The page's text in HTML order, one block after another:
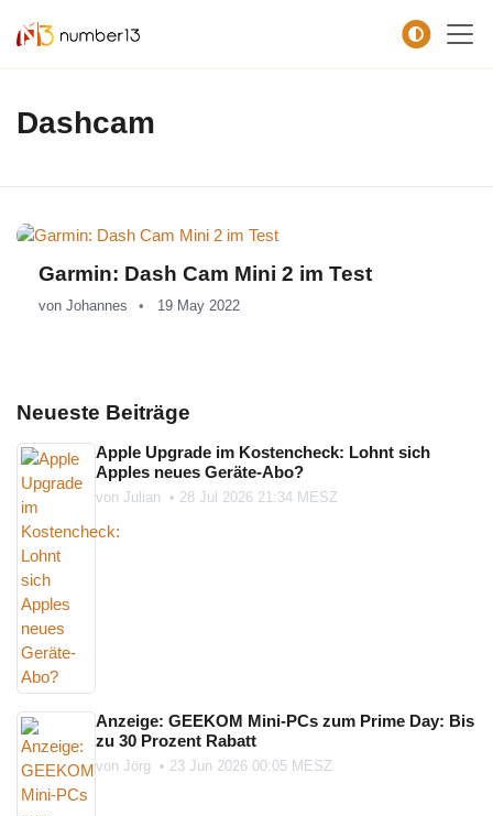
Dashcam
Garmin: Dash Cam Mini 2 im Test
von Johannes 19 May 2022
Neueste Beiträge
Apple Upgrade im Kostencheck: Lohnt sich
Apples neues Geräte-Abo?
von Julian • 28 Jul 2026 21:34 MESZ
Anzeige: GEEKOM Mini-PCs zum Prime Day: Bis
zu 30 Prozent Rabatt
von Jörg • 23 Jun 2026 00:05 MESZ